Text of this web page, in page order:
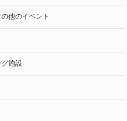
の他のイベント
施設